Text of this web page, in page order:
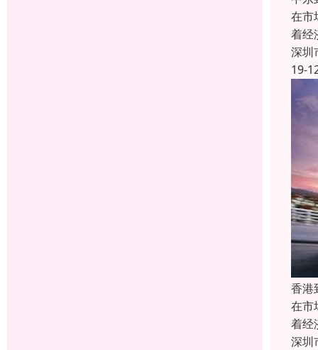
在市
着经
深圳
19-
香港
在市
着经
深圳